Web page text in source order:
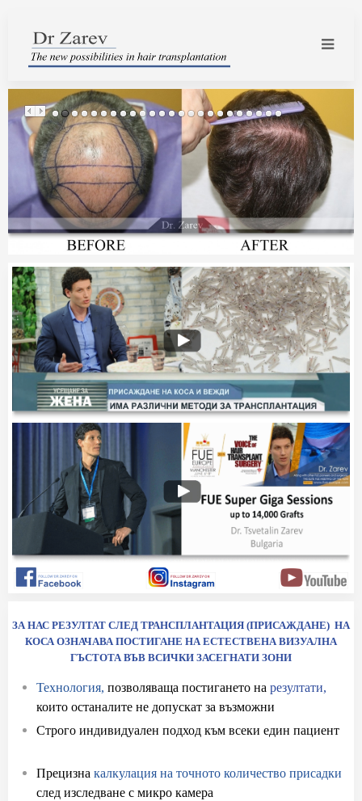
ЗА НАС РЕЗУЛТАТ СЛЕД ТРАНСПЛАНТАЦИЯ (ПРИСАЖДАНЕ) НА
КОСА ОЗНАЧАВА ПОСТИГАНЕ НА ЕСТЕСТВЕНА ВИЗУАЛНА
ГЪСТОТА ВЪВ ВСИЧКИ ЗАСЕГНАТИ ЗОНИ
Технология, позволяваща постигането на резултати,
които останалите не допускат за възможни
Строго индивидуален подход към всеки един пациент
Прецизна калкулация на точното количество присадки
след изследване с микро камера